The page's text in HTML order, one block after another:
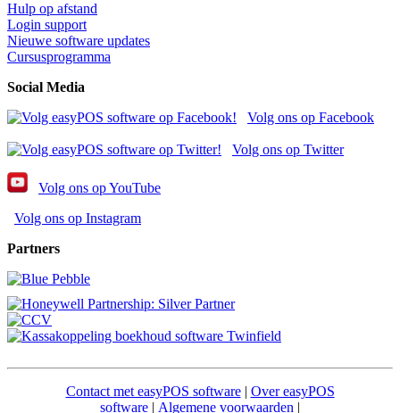
Hulp op afstand
Login support
Nieuwe software updates
Cursusprogramma
Social Media
Volg ons op Facebook
Volg ons op Twitter
Volg ons op YouTube
Volg ons op Instagram
Partners
Contact met easyPOS software| Over easyPOS
software | Algemene voorwaarden |